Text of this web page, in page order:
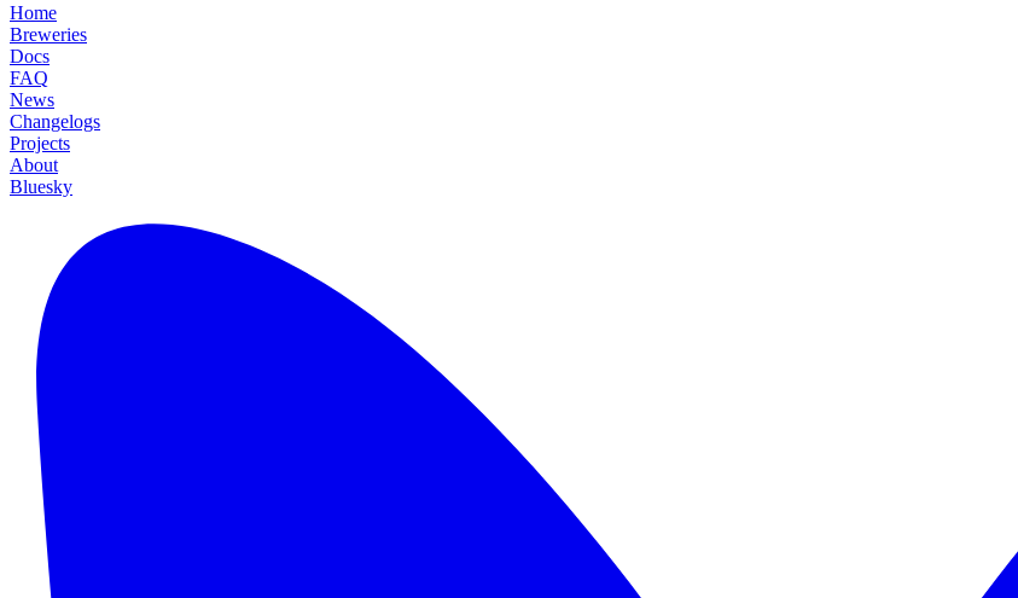
Home
Breweries
Docs
FAQ
News
Changelogs
Projects
About
Bluesky